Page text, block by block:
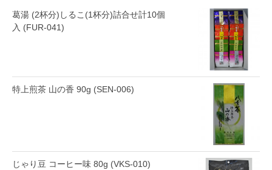
葛湯 (2杯分)しるこ(1杯分)詰合せ計10個
入 (FUR-041)
特上煎茶 山の香 90g (SEN-006)
じゃり豆 コーヒー味 80g (VKS-010)